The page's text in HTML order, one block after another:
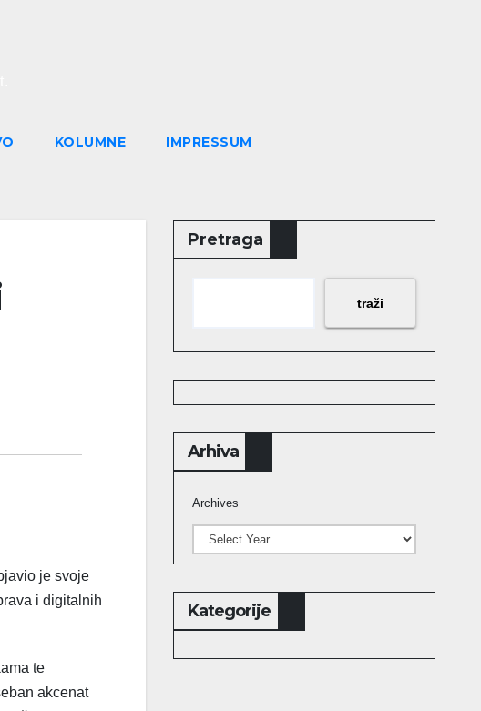
KOLUMNE IMPRESSUM
je svoje
i digitalnih
te
akcenat
Pretraga
traži
Arhiva
Archives
Kategorije